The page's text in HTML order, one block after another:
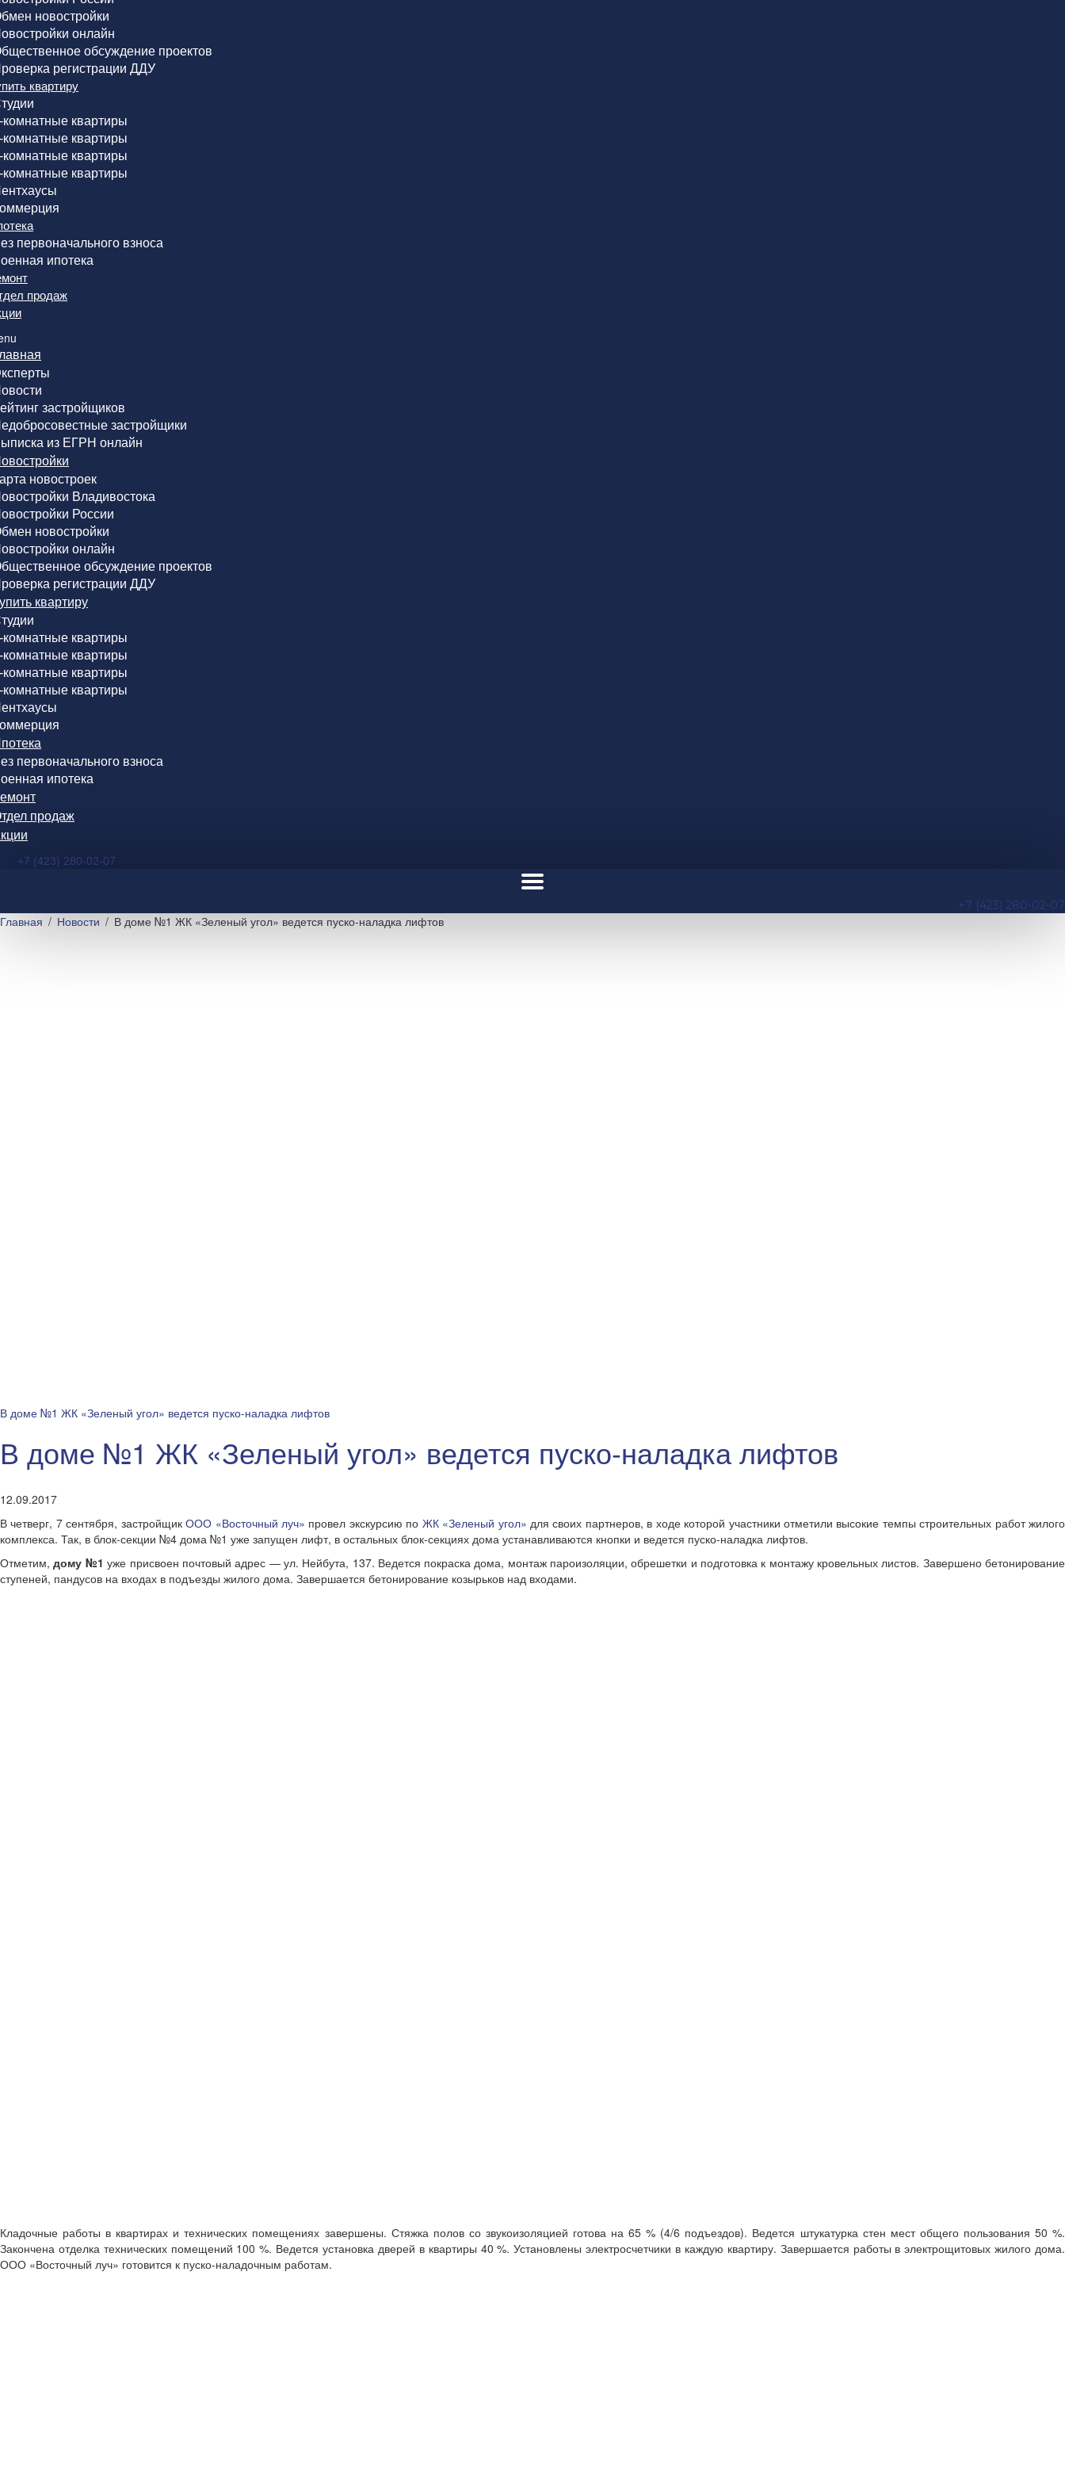
новостройки
онлайн
обсуждение проектов
регистрации ДДУ
квартиру
комнатные квартиры
комнатные квартиры
комнатные квартиры
комнатные квартиры
первоначального взноса
ипотека
продаж
застройщиков
застройщики
из ЕГРН онлайн
новостроек
Владивостока
России
новостройки
онлайн
обсуждение проектов
регистрации ДДУ
квартиру
комнатные квартиры
комнатные квартиры
комнатные квартиры
комнатные квартиры
первоначального взноса
ипотека
продаж
+7 (423) 280-02-07
+7 (423) 280-02-07
Главная Новости В доме №1 ЖК «Зеленый угол» ведется пуско-наладка лифтов
В доме №1 ЖК «Зеленый угол» ведется пуско-наладка лифтов
В доме №1 ЖК «Зеленый угол» ведется пуско-наладка лифтов
12.09.2017
В четверг, 7 сентября, застройщикООО «Восточный луч» провел экскурсию по ЖК «Зеленый угол» для своих партнеров, в ходе которой участники отметили высокие темпы строительных работ жилого
комплекса. Так, в блок-секции №4 дома №1 уже запущен лифт, в остальных блок-секциях дома устанавливаются кнопки и ведется пуско-наладка лифтов.
Отметим,дому №1 уже присвоен почтовый адрес — ул. Нейбута, 137. Ведется покраска дома, монтаж пароизоляции, обрешетки и подготовка к монтажу кровельных листов. Завершено бетонирование
ступеней, пандусов на входах в подъезды жилого дома. Завершается бетонирование козырьков над входами.
Кладочные работы в квартирах и технических помещениях завершены. Стяжка полов со звукоизоляцией готова на 65 % (4/6 подъездов). Ведется штукатурка стен мест общего пользования 50 %.
Закончена отделка технических помещений 100 %. Ведется установка дверей в квартиры 40 %. Установлены электросчетчики в каждую квартиру. Завершается работы в электрощитовых жилого дома.
ООО «Восточный луч» готовится к пуско-наладочным работам.